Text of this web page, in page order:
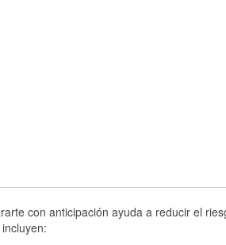
más
con anticipación ayuda a reducir el